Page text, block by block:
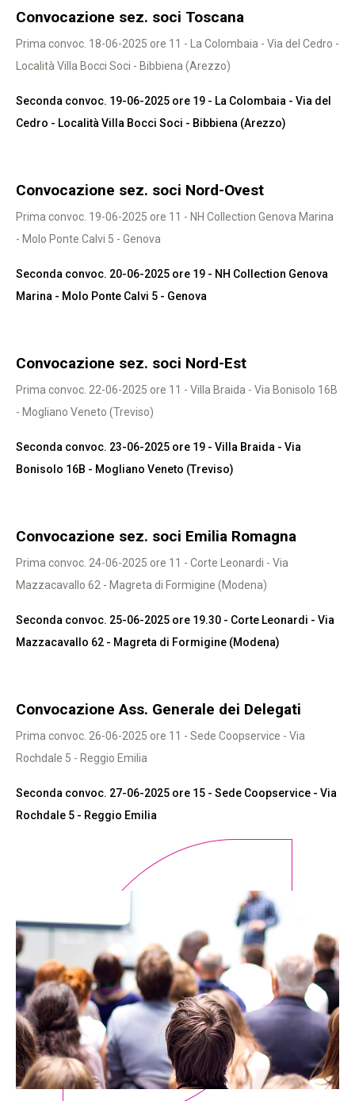
Convocazione sez. soci Toscana
Prima convoc. 18-06-2025 ore 11 - La Colombaia - Via del Cedro -
Località Villa Bocci Soci - Bibbiena (Arezzo)
Seconda convoc. 19-06-2025 ore 19 - La Colombaia - Via del
Cedro - Località Villa Bocci Soci - Bibbiena (Arezzo)
Convocazione sez. soci Nord-Ovest
Prima convoc. 19-06-2025 ore 11 - NH Collection Genova Marina
- Molo Ponte Calvi 5 - Genova
Seconda convoc. 20-06-2025 ore 19 - NH Collection Genova
Marina - Molo Ponte Calvi 5 - Genova
Convocazione sez. soci Nord-Est
Prima convoc. 22-06-2025 ore 11 - Villa Braida - Via Bonisolo 16B
- Mogliano Veneto (Treviso)
Seconda convoc. 23-06-2025 ore 19 - Villa Braida - Via
Bonisolo 16B - Mogliano Veneto (Treviso)
Convocazione sez. soci Emilia Romagna
Prima convoc. 24-06-2025 ore 11 - Corte Leonardi - Via
Mazzacavallo 62 - Magreta di Formigine (Modena)
Seconda convoc. 25-06-2025 ore 19.30 - Corte Leonardi - Via
Mazzacavallo 62 - Magreta di Formigine (Modena)
Convocazione Ass. Generale dei Delegati
Prima convoc. 26-06-2025 ore 11 - Sede Coopservice - Via
Rochdale 5 - Reggio Emilia
Seconda convoc. 27-06-2025 ore 15 - Sede Coopservice - Via
Rochdale 5 - Reggio Emilia